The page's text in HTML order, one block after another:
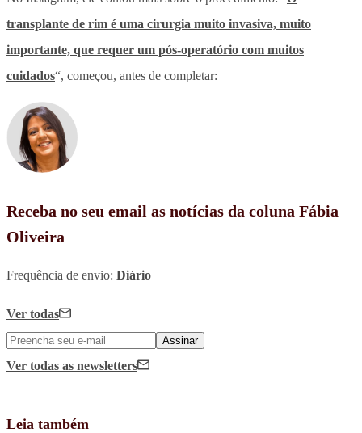
transplante de rim é uma cirurgia muito invasiva, muito
importante, que requer um pós-operatório com muitos
cuidados“, começou, antes de completar:
Receba no seu email as notícias da coluna Fábia
Oliveira
Frequência de envio: Diário
Ver todas
Assinar
Ver todas as newsletters
Leia também